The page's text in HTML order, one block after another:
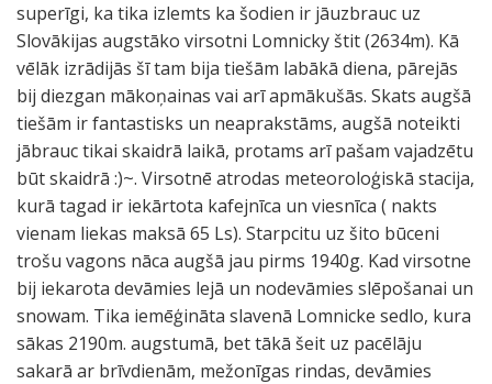
superīgi, ka tika izlemts ka šodien ir jāuzbrauc uz
Slovākijas augstāko virsotni Lomnicky štit (2634m). Kā
vēlāk izrādijās šī tam bija tiešām labākā diena, pārejās
bij diezgan mākoņainas vai arī apmākušās. Skats augšā
tiešām ir fantastisks un neaprakstāms, augšā noteikti
jābrauc tikai skaidrā laikā, protams arī pašam vajadzētu
būt skaidrā :)~. Virsotnē atrodas meteoroloģiskā stacija,
kurā tagad ir iekārtota kafejnīca un viesnīca ( nakts
vienam liekas maksā 65 Ls). Starpcitu uz šito būceni
trošu vagons nāca augšā jau pirms 1940g. Kad virsotne
bij iekarota devāmies lejā un nodevāmies slēpošanai un
snowam. Tika iemēģināta slavenā Lomnicke sedlo, kura
sākas 2190m. augstumā, bet tākā šeit uz pacēlāju
sakarā ar brīvdienām, mežonīgas rindas, devāmies